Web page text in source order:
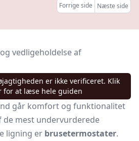
Forrige side Næste side
vedligeholdelse af
er ikke verificeret. Klik
for at læse hele guiden
går komfort og funktionalitet
de mest undervurderede
ligning er brusetermostater.